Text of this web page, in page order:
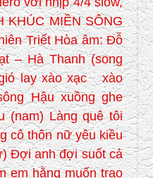
KHÚC MIỀN SÔNG
Triết Hòa âm: Đỗ
– Hà Thanh (song
lay xào xạc xào
Hậu xuồng ghe
(nam) Làng quê tôi
cô thôn nữ yêu kiều
Đợi anh đợi suốt cả
em hằng muốn trao